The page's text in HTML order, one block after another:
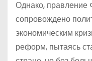
Однако,
сопровождено
экономическим
реформ, пытаясь